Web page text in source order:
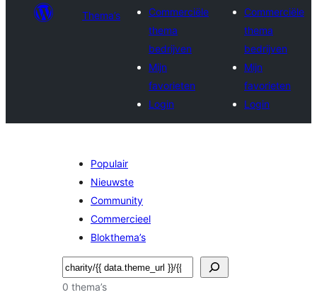
Thema’s
Commerciële
thema
bedrijven
Mijn
favorieten
Login
Commerciële
thema
bedrijven
Mijn
favorieten
Login
Populair
Nieuwste
Community
Commercieel
Blokthema’s
Zoeken
0 thema’s